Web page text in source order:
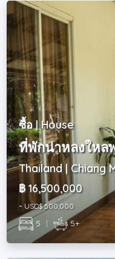
ซื้อ | House
ที่พักน่าหลงใหล
Thailand | Chiang
฿ 16,500,000
~ USD$ 500,000
5 | 5+